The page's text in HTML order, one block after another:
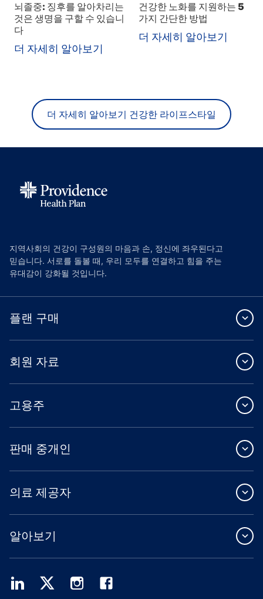
뇌졸중: 징후를 알아차리는
것은 생명을 구할 수 있습니
다
더 자세히 알아보기
건강한 노화를 지원하는 5
가지 간단한 방법
더 자세히 알아보기
더 자세히 알아보기 건강한 라이프스타일
지역사회의 건강이 구성원의 마음과 손, 정신에 좌우된다고
믿습니다. 서로를 돌볼 때, 우리 모두를 연결하고 힘을 주는
유대감이 강화될 것입니다.
플랜 구매
회원 자료
고용주
판매 중개인
의료 제공자
알아보기